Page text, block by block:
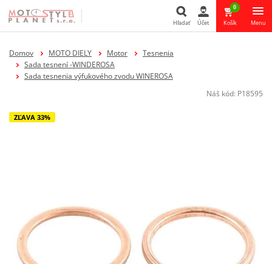
Hľadať Účet
0
Košík Menu
Domov MOTO DIELY Motor
Tesnenia
Sada tesnení -WINDEROSA
Sada tesnenia výfukového zvodu WINEROSA
Náš kód: P18595
ZĽAVA 33%